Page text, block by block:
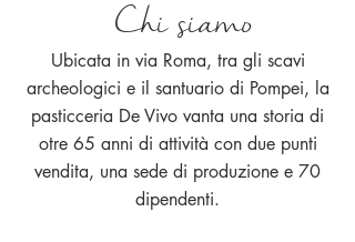
Chi siamo
Ubicata in via Roma, tra gli scavi
archeologici e il santuario di Pompei, la
pasticceria De Vivo vanta una storia di
otre 65 anni di attività con due punti
vendita, una sede di produzione e 70
dipendenti.